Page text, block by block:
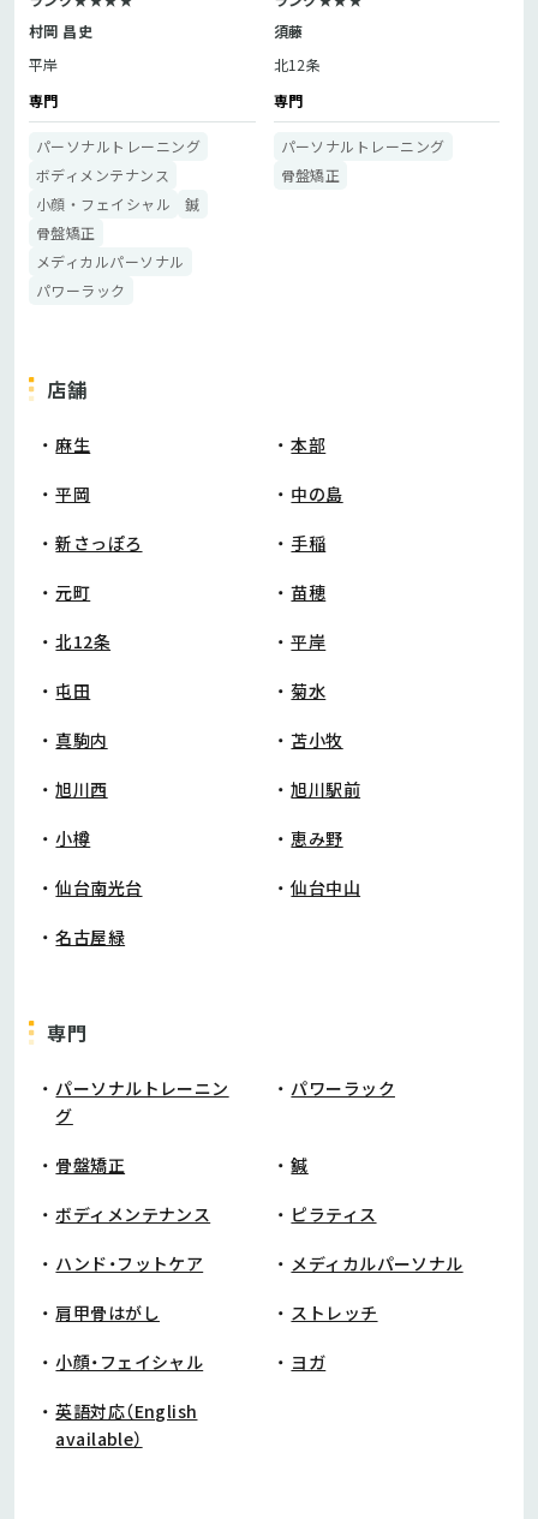
村岡 昌史
平岸
専門
パーソナルトレーニング
ボディメンテナンス
小顔・フェイシャル
鍼
骨盤矯正
メディカルパーソナル
パワーラック
須藤
北12条
専門
パーソナルトレーニング
骨盤矯正
店舗
麻生 本部
平岡 中の島
新さっぽろ 手稲
元町 苗穂
北12条 平岸
屯田 菊水
真駒内 苫小牧
旭川西 旭川駅前
小樽 恵み野
仙台南光台 仙台中山
名古屋緑
専門
パーソナルトレーニン
グ
パワーラック
骨盤矯正 鍼
ボディメンテナンス ピラティス
ハンド・フットケア メディカルパーソナル
肩甲骨はがし ストレッチ
小顔・フェイシャル ヨガ
英語対応（English
available）